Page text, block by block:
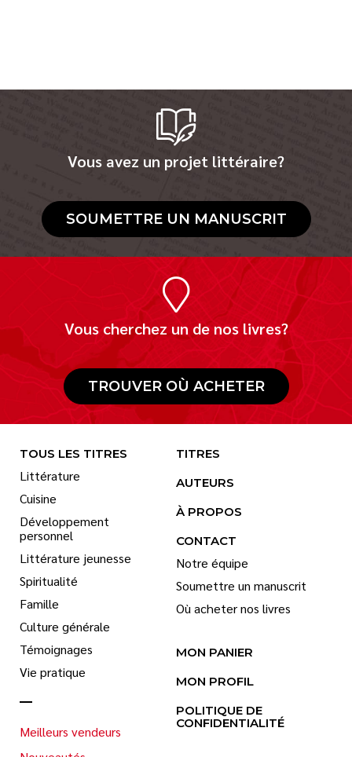
Vous avez un projet littéraire?
SOUMETTRE UN MANUSCRIT
Vous cherchez un de nos livres?
TROUVER OÙ ACHETER
TOUS LES TITRES
Littérature
Cuisine
Développement
personnel
Littérature jeunesse
Spiritualité
Famille
Culture générale
Témoignages
Vie pratique
Meilleurs vendeurs
TITRES
AUTEURS
À PROPOS
CONTACT
Notre équipe
Soumettre un manuscrit
Où acheter nos livres
MON PANIER
MON PROFIL
POLITIQUE DE
CONFIDENTIALITÉ